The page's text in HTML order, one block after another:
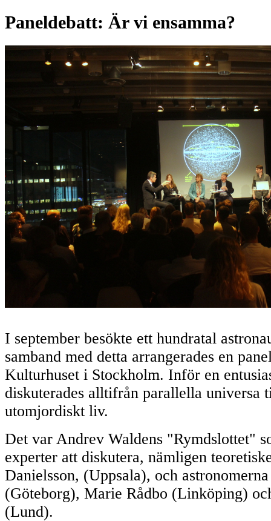
Paneldebatt: Är vi ensamma?
I september besökte ett hundratal
samband med detta arrangerades en
Kulturhuset i Stockholm. Inför en
diskuterades alltifrån parallella universa
utomjordiskt liv.
Det var Andrev Waldens "Rymdslottet"
experter att diskutera, nämligen
Danielsson, (Uppsala), och
(Göteborg), Marie Rådbo (Linköping)
(Lund).